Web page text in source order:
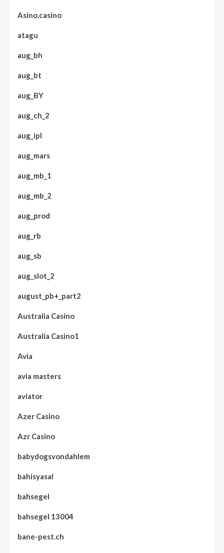
Asino.casino
atagu
aug_bh
aug_bt
aug_BY
aug_ch_2
aug_ipl
aug_mars
aug_mb_1
aug_mb_2
aug_prod
aug_rb
aug_sb
aug_slot_2
august_pb+_part2
Australia Casino
Australia Casino1
Avia
avia masters
aviator
Azer Casino
Azr Casino
babydogsvondahlem
bahisyasal
bahsegel
bahsegel 13004
bane-pest.ch